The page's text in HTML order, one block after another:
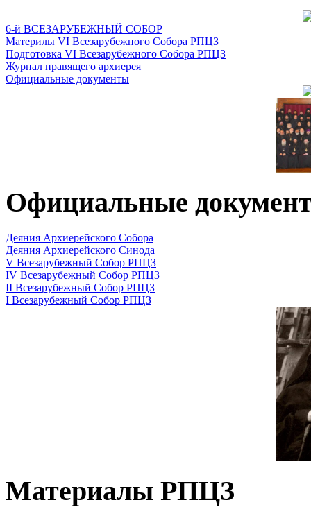
6-й ВСЕЗАРУБЕЖНЫЙ СОБОР
Материлы VI Всезарубежного Собора РПЦЗ
Подготовка VI Всезарубежного Собора РПЦЗ
Журнал правящего архиерея
Официальные документы
Официальные
Деяния Архиерейского Собора
Деяния Архиерейского Синода
V Всезарубежный Собор РПЦЗ
IV Всезарубежный Собор РПЦЗ
II Всезарубежный Собор РПЦЗ
I Всезарубежный Собор РПЦЗ
Материалы РПЦЗ